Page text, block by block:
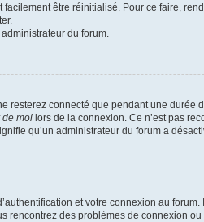
être réinitialisé. Pour ce faire,
du forum.
resterez connecté que pendant une durée
de moi lors de la connexion. Ce n’est pas
qu’un administrateur du forum a
et votre connexion au
des problèmes de connexion